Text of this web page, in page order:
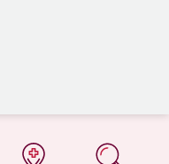
på 1177.se
på 1177.se